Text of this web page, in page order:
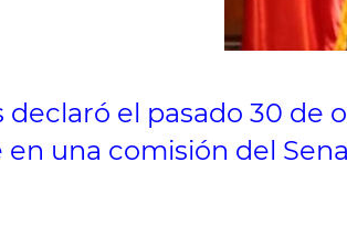
declaró el pasado 30
una comisión del